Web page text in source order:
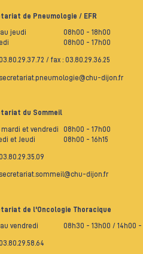
de Pneumologie / EFR
jeudi 08h00 - 18h00
08h00 - 17h00
/ fax : 03.80.29.36.25
secretariat.pneumologie@chu-dijon.fr
du Sommeil
mardi et vendredi 08h00 - 17h00
et Jeudi
08h00 - 16h15
secretariat.sommeil@chu-dijon.fr
de l'Oncologie Thoracique
vendredi 08h30 - 13h00 / 14h00 -